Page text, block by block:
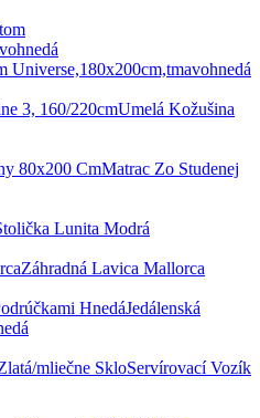
Universe,180x200cm,tmavohnedá
Umelá Kožušina
Matrac Zo Studenej
Lunita Modrá
Záhradná Lavica Mallorca
Jedálenská
Servírovací Vozík